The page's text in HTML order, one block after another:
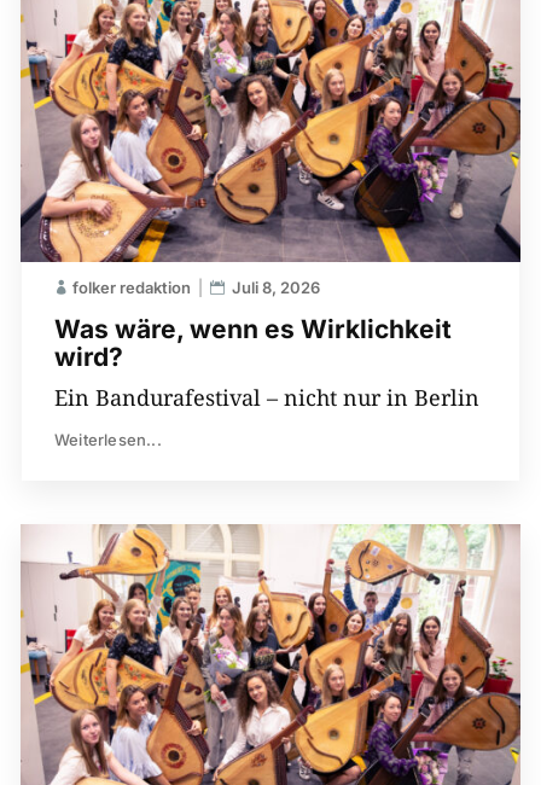
Was wäre, wenn es Wirklichkeit
wird?
folker redaktion Juli 8, 2026
Ein Bandurafestival – nicht nur in Berlin
Weiterlesen...